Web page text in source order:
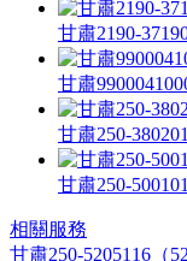
甘肅2190-
甘肅
甘肅250-
甘肅250-
相關服務
甘肅250-5205116（